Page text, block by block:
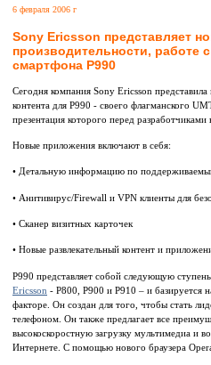
6 февраля 2006 г
Sony Ericsson представляет
производительности, работе
смартфона P990
Сегодня компания Sony Ericsson
контента для P990 - своего флагманского
презентация которого перед
Новые приложения включают в себя:
• Детальную информацию по
• Анитивирус/Firewall и VPN клиенты для
• Сканер визитных карточек
• Новые развлекательный контент и
P990 представляет собой следующую
Ericsson - P800, P900 и P910 – и базируется
факторе. Он создан для того, чтобы стать
телефоном. Он также предлагает все
высокоскоростную загрузку мультимедиа и
Интернете. С помощью нового браузера